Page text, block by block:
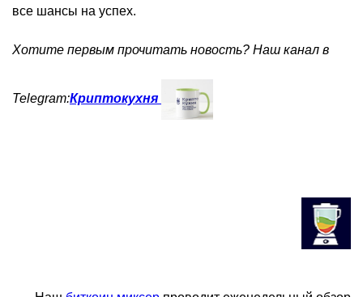
все шансы на успех.
Хотите первым прочитать новость? Наш канал в
Telegram:Криптокухня